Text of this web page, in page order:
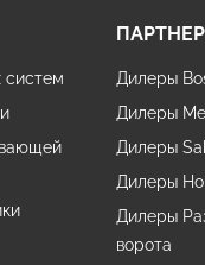
систем
Дилеры
Дилеры
Дилеры
Дилеры
Дилеры
ворота